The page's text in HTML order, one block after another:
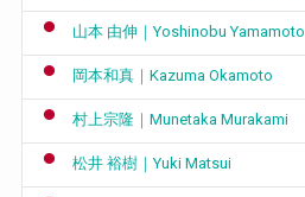
山本 由伸｜Yoshinobu Yamamoto
岡本和真｜Kazuma Okamoto
村上宗隆｜Munetaka Murakami
松井 裕樹｜Yuki Matsui